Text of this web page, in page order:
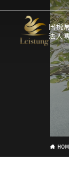
国税
法人